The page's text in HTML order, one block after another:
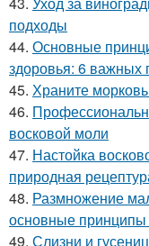
подходы
44. Основные
здоровья: 6 важных
45. Храните
46.
восковой моли
47. Настойка
природная
48. Размножение
основные
49. Слизни и